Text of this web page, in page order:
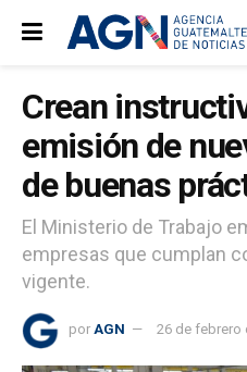
Crean
emisión de
de buenas
El Ministerio de Trabajo
empresas que cumplan
vigente.
por AGN 26 de febrero